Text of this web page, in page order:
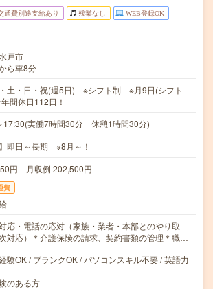
通費別途支給あり 残業なし WEB登録OK
戸市
ら車8分
土・日・祝(週5日) ※シフト制 ※月9日(シフト
休日112日！
17:30(実働7時間30分 休憩1時間30分)
】即日～長期 ※8月～！
円 月収例 202,500円
費
応・電話の応対（家族・業者・本部とのやり取
対応）＊介護保険の請求、契約書類の管理＊職…
験OK / ブランクOK / パソコンスキル不要 / 英語力
のある方